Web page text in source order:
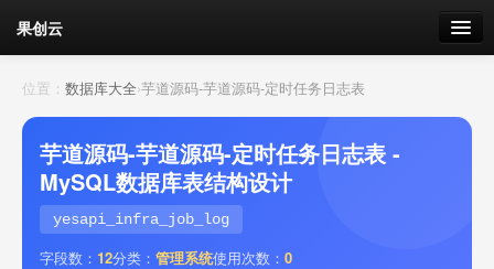
果创云
数据表单
API接口
云存储
流量 剩余接口流量
位置： 数据库大全›芋道源码-芋道源码-定时任务日志表
芋道源码-芋道源码-定时任务日志表 -
MySQL数据库表结构设计
yesapi_infra_job_log
字段数： 12分类： 管理系统使用次数： 0